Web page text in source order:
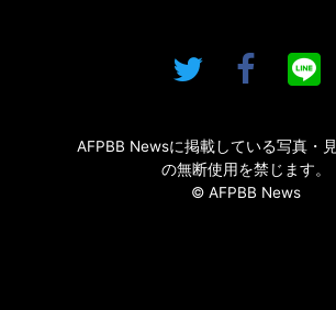
AFPBB Newsに掲載している写真・
の無断使用を禁じます。
© AFPBB News